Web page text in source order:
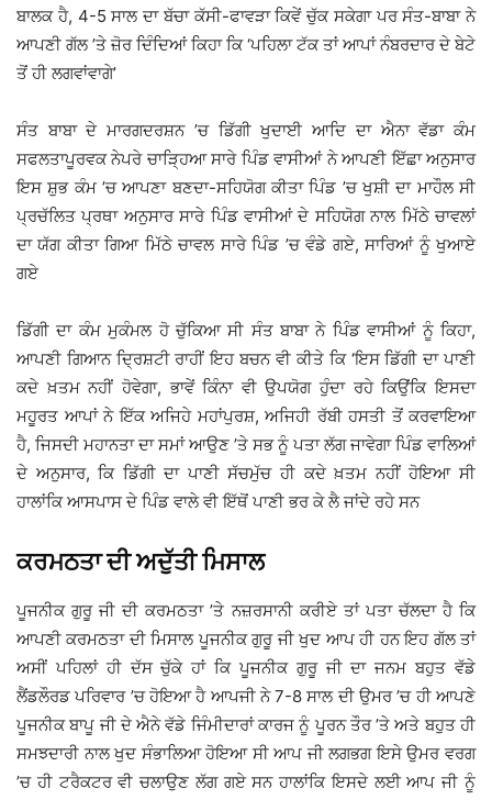
ਬਾਲਕ ਹੈ, 4-5 ਸਾਲ ਦਾ ਬੱਚਾ ਕੱਸੀ-ਫਾਵੜਾ ਕਿਵੇਂ ਚੁੱਕ ਸਕੇਗਾ ਪਰ ਸੰਤ-ਬਾਬਾ ਨੇ
ਆਪਣੀ ਗੱਲ ’ਤੇ ਜ਼ੋਰ ਦਿੰਦਿਆਂ ਕਿਹਾ ਕਿ ‘ਪਹਿਲਾ ਟੱਕ ਤਾਂ ਆਪਾਂ ਨੰਬਰਦਾਰ ਦੇ ਬੇਟੇ
ਤੋਂ ਹੀ ਲਗਵਾਂਵਾਗੇ’
ਸੰਤ ਬਾਬਾ ਦੇ ਮਾਰਗਦਰਸ਼ਨ ’ਚ ਡਿੱਗੀ ਖੁਦਾਈ ਆਦਿ ਦਾ ਐਨਾ ਵੱਡਾ ਕੰਮ
ਸਫਲਤਾਪੂਰਵਕ ਨੇਪਰੇ ਚਾੜਿ੍ਹਆ ਸਾਰੇ ਪਿੰਡ ਵਾਸੀਆਂ ਨੇ ਆਪਣੀ ਇੱਛਾ ਅਨੁਸਾਰ
ਇਸ ਸ਼ੁਭ ਕੰਮ ’ਚ ਆਪਣਾ ਬਣਦਾ-ਸਹਿਯੋਗ ਕੀਤਾ ਪਿੰਡ ’ਚ ਖੁਸ਼ੀ ਦਾ ਮਾਹੌਲ ਸੀ
ਪ੍ਰਚੱਲਿਤ ਪ੍ਰਥਾ ਅਨੁਸਾਰ ਸਾਰੇ ਪਿੰਡ ਵਾਸੀਆਂ ਦੇ ਸਹਿਯੋਗ ਨਾਲ ਮਿੱਠੇ ਚਾਵਲਾਂ
ਦਾ ਯੱਗ ਕੀਤਾ ਗਿਆ ਮਿੱਠੇ ਚਾਵਲ ਸਾਰੇ ਪਿੰਡ ’ਚ ਵੰਡੇ ਗਏ, ਸਾਰਿਆਂ ਨੂੰ ਖੁਆਏ
ਗਏ
ਡਿੱਗੀ ਦਾ ਕੰਮ ਮੁਕੰਮਲ ਹੋ ਚੁੱਕਿਆ ਸੀ ਸੰਤ ਬਾਬਾ ਨੇ ਪਿੰਡ ਵਾਸੀਆਂ ਨੂੰ ਕਿਹਾ,
ਆਪਣੀ ਗਿਆਨ ਦ੍ਰਿਸ਼ਟੀ ਰਾਹੀਂ ਇਹ ਬਚਨ ਵੀ ਕੀਤੇ ਕਿ ‘ਇਸ ਡਿੱਗੀ ਦਾ ਪਾਣੀ
ਕਦੇ ਖ਼ਤਮ ਨਹੀਂ ਹੋਵੇਗਾ, ਭਾਵੇਂ ਕਿੰਨਾ ਵੀ ਉਪਯੋਗ ਹੁੰਦਾ ਰਹੇ ਕਿਉਂਕਿ ਇਸਦਾ
ਮਹੂਰਤ ਆਪਾਂ ਨੇ ਇੱਕ ਅਜਿਹੇ ਮਹਾਂਪੁਰਸ਼, ਅਜਿਹੀ ਰੱਬੀ ਹਸਤੀ ਤੋਂ ਕਰਵਾਇਆ
ਹੈ, ਜਿਸਦੀ ਮਹਾਨਤਾ ਦਾ ਸਮਾਂ ਆਉਣ ’ਤੇ ਸਭ ਨੂੰ ਪਤਾ ਲੱਗ ਜਾਵੇਗਾ ਪਿੰਡ ਵਾਲਿਆਂ
ਦੇ ਅਨੁਸਾਰ, ਕਿ ਡਿੱਗੀ ਦਾ ਪਾਣੀ ਸੱਚਮੁੱਚ ਹੀ ਕਦੇ ਖ਼ਤਮ ਨਹੀਂ ਹੋਇਆ ਸੀ
ਹਾਲਾਂਕਿ ਆਸਪਾਸ ਦੇ ਪਿੰਡ ਵਾਲੇ ਵੀ ਇੱਥੋਂ ਪਾਣੀ ਭਰ ਕੇ ਲੈ ਜਾਂਦੇ ਰਹੇ ਸਨ
ਕਰਮਠਤਾ ਦੀ ਅਦੁੱਤੀ ਮਿਸਾਲ
ਪੂਜਨੀਕ ਗੁਰੂ ਜੀ ਦੀ ਕਰਮਠਤਾ ’ਤੇ ਨਜ਼ਰਸਾਨੀ ਕਰੀਏ ਤਾਂ ਪਤਾ ਚੱਲਦਾ ਹੈ ਕਿ
ਆਪਣੀ ਕਰਮਠਤਾ ਦੀ ਮਿਸਾਲ ਪੂਜਨੀਕ ਗੁਰੂ ਜੀ ਖੁਦ ਆਪ ਹੀ ਹਨ ਇਹ ਗੱਲ ਤਾਂ
ਅਸੀਂ ਪਹਿਲਾਂ ਹੀ ਦੱਸ ਚੁੱਕੇ ਹਾਂ ਕਿ ਪੂਜਨੀਕ ਗੁਰੂ ਜੀ ਦਾ ਜਨਮ ਬਹੁਤ ਵੱਡੇ
ਲੈਂਡਲੌਰਡ ਪਰਿਵਾਰ ’ਚ ਹੋਇਆ ਹੈ ਆਪਜੀ ਨੇ 7-8 ਸਾਲ ਦੀ ਉਮਰ ’ਚ ਹੀ ਆਪਣੇ
ਪੂਜਨੀਕ ਬਾਪੂ ਜੀ ਦੇ ਐਨੇ ਵੱਡੇ ਜਿੰਮੀਦਾਰਾਂ ਕਾਰਜ ਨੂੰ ਪੂਰਨ ਤੌਰ ’ਤੇ ਅਤੇ ਬਹੁਤ ਹੀ
ਸਮਝਦਾਰੀ ਨਾਲ ਖੁਦ ਸੰਭਾਲਿਆ ਹੋਇਆ ਸੀ ਆਪ ਜੀ ਲਗਭਗ ਇਸੇ ਉਮਰ ਵਰਗ
’ਚ ਹੀ ਟਰੈਕਟਰ ਵੀ ਚਲਾਉਣ ਲੱਗ ਗਏ ਸਨ ਹਾਲਾਂਕਿ ਇਸਦੇ ਲਈ ਆਪ ਜੀ ਨੂੰ